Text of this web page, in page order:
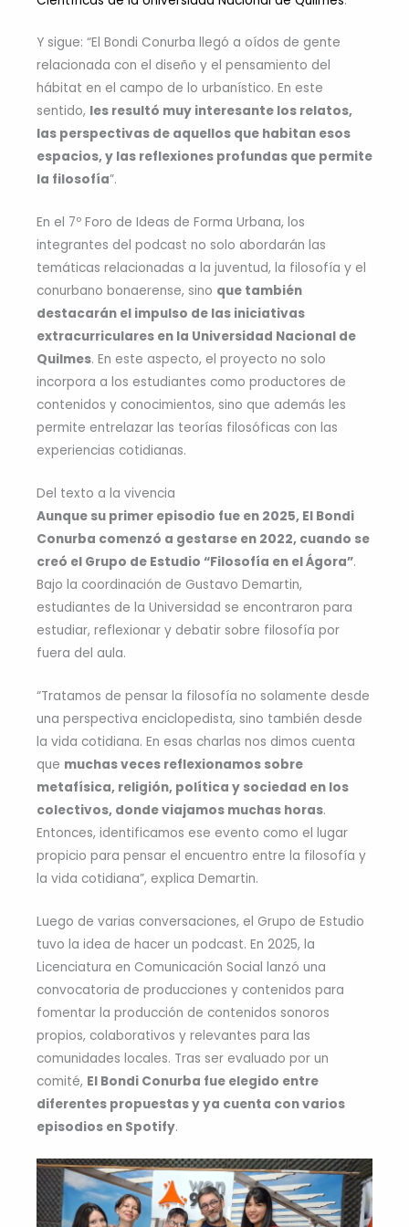
Y sigue: “El Bondi Conurba llegó a oídos de gente
relacionada con el diseño y el pensamiento del
hábitat en el campo de lo urbanístico. En este
sentido, les resultó muy interesante los relatos,
las perspectivas de aquellos que habitan esos
espacios, y las reflexiones profundas que permite
la filosofía”.
En el 7º Foro de Ideas de Forma Urbana, los
integrantes del podcast no solo abordarán las
temáticas relacionadas a la juventud, la filosofía y el
conurbano bonaerense, sino que también
destacarán el impulso de las iniciativas
extracurriculares en la Universidad Nacional de
Quilmes. En este aspecto, el proyecto no solo
incorpora a los estudiantes como productores de
contenidos y conocimientos, sino que además les
permite entrelazar las teorías filosóficas con las
experiencias cotidianas.
Del texto a la vivencia
Aunque su primer episodio fue en 2025, El Bondi
Conurba comenzó a gestarse en 2022, cuando se
creó el Grupo de Estudio “Filosofía en el Ágora”.
Bajo la coordinación de Gustavo Demartin,
estudiantes de la Universidad se encontraron para
estudiar, reflexionar y debatir sobre filosofía por
fuera del aula.
“Tratamos de pensar la filosofía no solamente desde
una perspectiva enciclopedista, sino también desde
la vida cotidiana. En esas charlas nos dimos cuenta
que muchas veces reflexionamos sobre
metafísica, religión, política y sociedad en los
colectivos, donde viajamos muchas horas.
Entonces, identificamos ese evento como el lugar
propicio para pensar el encuentro entre la filosofía y
la vida cotidiana”, explica Demartin.
Luego de varias conversaciones, el Grupo de Estudio
tuvo la idea de hacer un podcast. En 2025, la
Licenciatura en Comunicación Social lanzó una
convocatoria de producciones y contenidos para
fomentar la producción de contenidos sonoros
propios, colaborativos y relevantes para las
comunidades locales. Tras ser evaluado por un
comité, El Bondi Conurba fue elegido entre
diferentes propuestas y ya cuenta con varios
episodios en Spotify.